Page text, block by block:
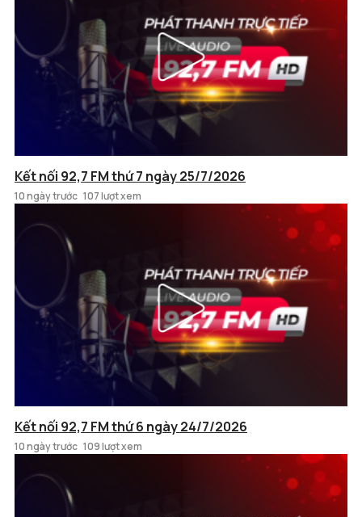
Kết nối 92,7 FM thứ 7 ngày 25/7/2026
10 ngày trước 107 lượt xem
Kết nối 92,7 FM thứ 6 ngày 24/7/2026
10 ngày trước 109 lượt xem